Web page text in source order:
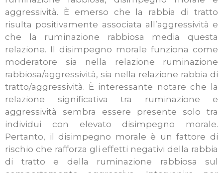
aggressività. È emerso che la rabbia di tratto
risulta positivamente associata all’aggressività e
che la ruminazione rabbiosa media questa
relazione. Il disimpegno morale funziona come
moderatore sia nella relazione ruminazione
rabbiosa/aggressività, sia nella relazione rabbia di
tratto/aggressività. È interessante notare che la
relazione significativa tra ruminazione e
aggressività sembra essere presente solo tra
individui con elevato disimpegno morale.
Pertanto, il disimpegno morale è un fattore di
rischio che rafforza gli effetti negativi della rabbia
di tratto e della ruminazione rabbiosa sul